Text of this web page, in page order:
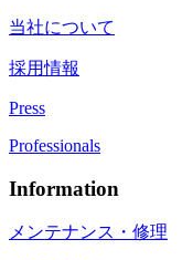
当社について
採用情報
Press
Professionals
Information
メンテナンス・修理